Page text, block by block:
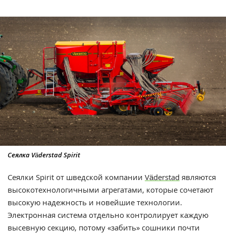
Сеялка Väderstad Spirit
Сеялки Spirit от шведской компании Väderstad являются
высокотехнологичными агрегатами, которые сочетают
высокую надежность и новейшие технологии.
Электронная система отдельно контролирует каждую
высевную секцию, потому «забить» сошники почти